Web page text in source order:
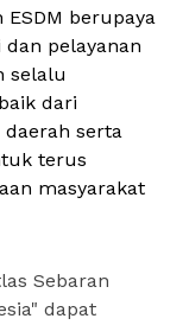
berupaya
pelayanan
selalu
dari
serta
terus
masyarakat
Sebaran
dapat